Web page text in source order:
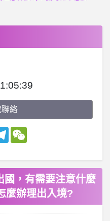
絡
TelegramWeChat
國，有需要注意什麼
麼辦理出入境?